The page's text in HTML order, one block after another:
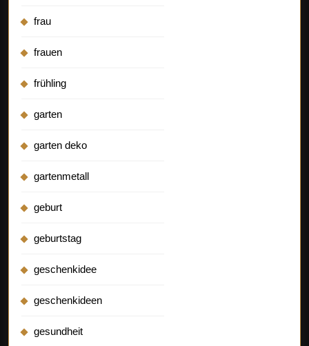
frau
frauen
frühling
garten
garten deko
gartenmetall
geburt
geburtstag
geschenkidee
geschenkideen
gesundheit